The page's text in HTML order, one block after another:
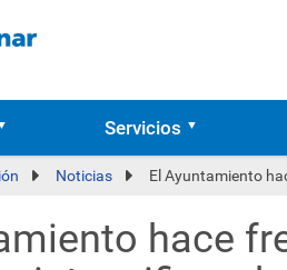
Servicios
Noticias El Ayuntamiento
hace